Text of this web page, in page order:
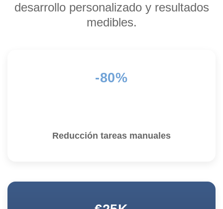
desarrollo personalizado y resultados
medibles.
-80%
Reducción tareas manuales